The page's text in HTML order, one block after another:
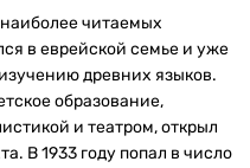
читаемых
в еврейской семье и уже
древних языков.
образование,
и театром, открыл
В 1933 году попал в число